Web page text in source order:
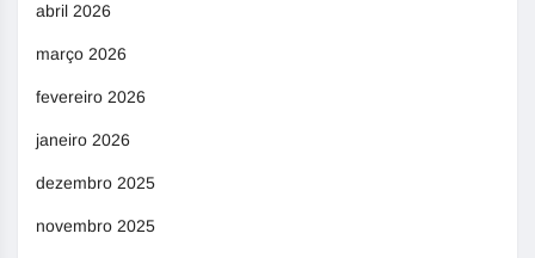
abril 2026
março 2026
fevereiro 2026
janeiro 2026
dezembro 2025
novembro 2025